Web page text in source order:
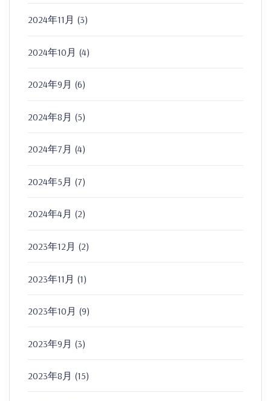
2024年11月 (3)
2024年10月 (4)
2024年9月 (6)
2024年8月 (5)
2024年7月 (4)
2024年5月 (7)
2024年4月 (2)
2023年12月 (2)
2023年11月 (1)
2023年10月 (9)
2023年9月 (3)
2023年8月 (15)